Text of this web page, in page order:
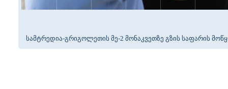
სამტრედია-გრიგოლეთის მე-2 მონაკვეთზე გზის საფარის